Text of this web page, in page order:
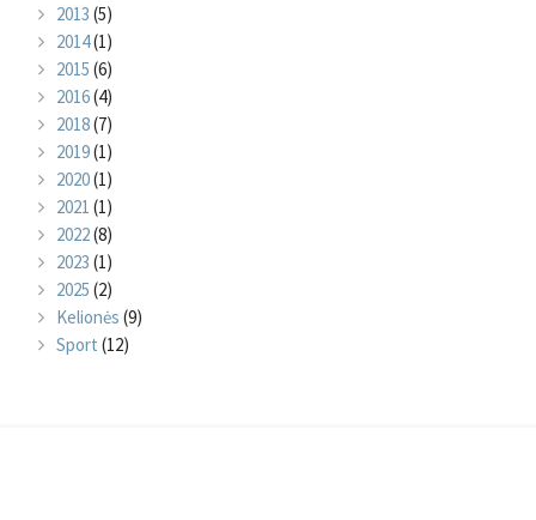
2013 (5)
2014(1)
2015 (6)
2016(4)
2018(7)
2019(1)
2020(1)
2021 (1)
2022(8)
2023 (1)
2025 (2)
Kelionės (9)
Sport (12)